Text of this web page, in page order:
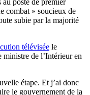
poste de premier
combat » soucieux de
subie par la majorité
télévisée le
de l’Intérieur en
étape. Et j’ai donc
le gouvernement de la